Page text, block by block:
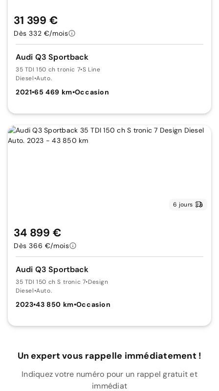
Audi Q3 Sportback
35 TDI 150 ch tronic 7•S Line
Diesel•Auto.
2021•65 469 km•Occasion
31 399 €
Dès 332 €/mois
6 jours
Audi Q3 Sportback
35 TDI 150 ch S tronic 7•Design
Diesel•Auto.
2023•43 850 km•Occasion
34 899 €
Dès 366 €/mois
Un expert vous rappelle immédiatement !
Indiquez votre numéro pour un rappel gratuit et
immédiat